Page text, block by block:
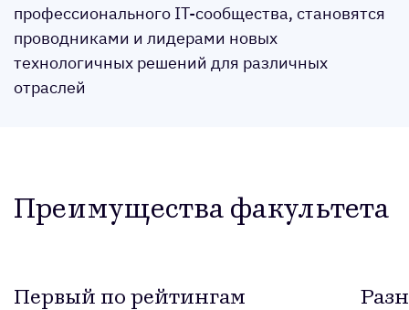
профессионального IT-сообщества, становятся
проводниками и лидерами новых
технологичных решений для различных
отраслей
Преимущества факультета
Первый по рейтингам